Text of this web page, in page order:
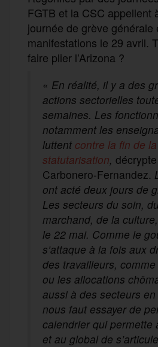
FGTB et la CSC appellent
journée de grève générale
manifestations le 29 avril.
faire plier l’Arizona ?
« En réalité, il y a des
actions sectorielles
semaines. Les
notamment les
luttent contre la fin de la
statutarisation, décrypte
Carbonero-Fernandez.
ont acté deux jours de
Les secteurs du soin,
marchand, de la
le 22 mai. Comme le
s’attaque à la fois aux
des travailleurs,
ou les allocations
aussi à des secteurs
nous faut essayer de
calendrier qui permette
et au global de